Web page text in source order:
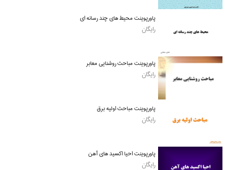
پاورپوینت محیط های چند رسانه ای
رایگان
پاورپوینت مباحث روشنایی معابر
رایگان
پاورپوینت مباحث اولیه برق
رایگان
پاورپوینت احیا اکسید های آهن
رایگان